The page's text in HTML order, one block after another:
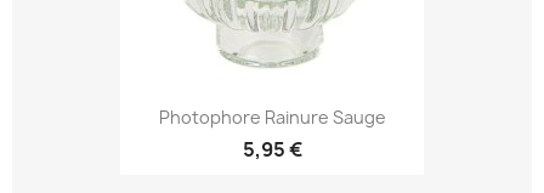
Photophore Rainure Sauge
5,95 €